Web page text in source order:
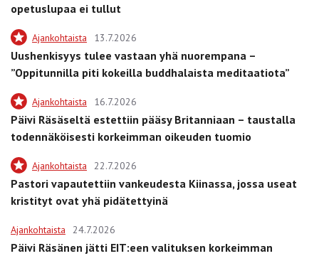
opetuslupaa ei tullut
Ajankohtaista 13.7.2026
Uushenkisyys tulee vastaan yhä nuorempana –
”Oppitunnilla piti kokeilla buddhalaista meditaatiota”
Ajankohtaista 16.7.2026
Päivi Räsäseltä estettiin pääsy Britanniaan – taustalla
todennäköisesti korkeimman oikeuden tuomio
Ajankohtaista 22.7.2026
Pastori vapautettiin vankeudesta Kiinassa, jossa useat
kristityt ovat yhä pidätettyinä
Ajankohtaista 24.7.2026
Päivi Räsänen jätti EIT:een valituksen korkeimman